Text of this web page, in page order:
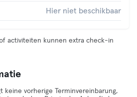
Hier niet beschikbaar
activiteiten kunnen extra check-in
keine vorherige Terminvereinbarung,